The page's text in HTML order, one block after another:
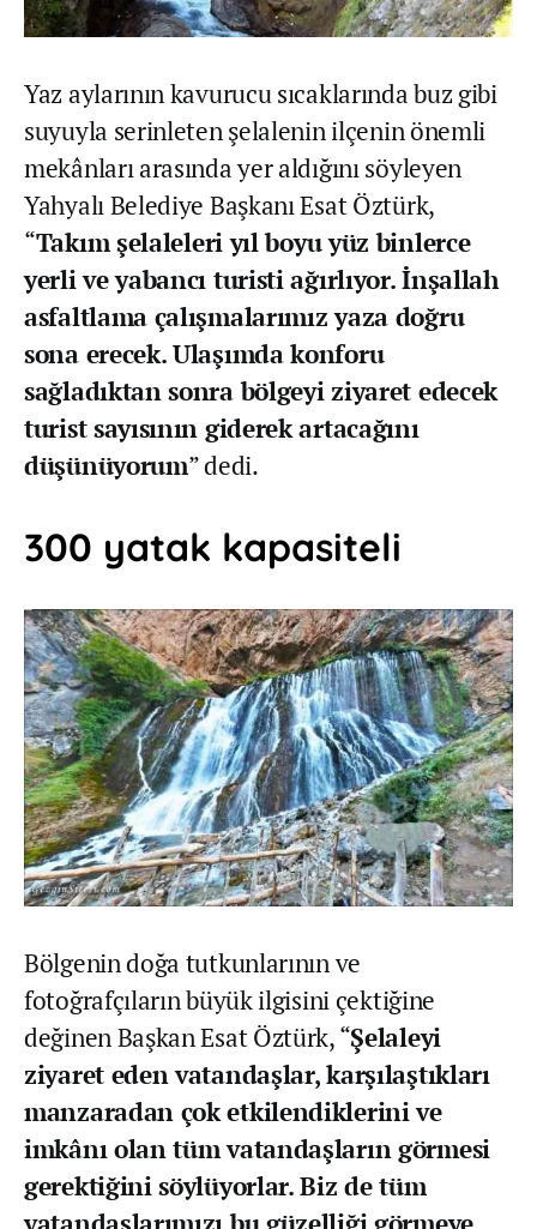
Yaz aylarının kavurucu sıcaklarında buz gibi
suyuyla serinleten şelalenin ilçenin önemli
mekânları arasında yer aldığını söyleyen
Yahyalı Belediye Başkanı Esat Öztürk,
“Takım şelaleleri yıl boyu yüz binlerce
yerli ve yabancı turisti ağırlıyor. İnşallah
asfaltlama çalışmalarımız yaza doğru
sona erecek. Ulaşımda konforu
sağladıktan sonra bölgeyi ziyaret edecek
turist sayısının giderek artacağını
düşünüyorum” dedi.
300 yatak kapasiteli
Bölgenin doğa tutkunlarının ve
fotoğrafçıların büyük ilgisini çektiğine
değinen Başkan Esat Öztürk, “Şelaleyi
ziyaret eden vatandaşlar, karşılaştıkları
manzaradan çok etkilendiklerini ve
imkânı olan tüm vatandaşların görmesi
gerektiğini söylüyorlar. Biz de tüm